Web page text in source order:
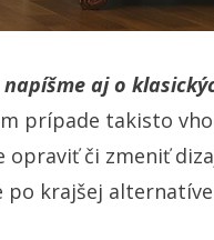
aj o
prípade takisto
opraviť či zmeniť
po krajšej